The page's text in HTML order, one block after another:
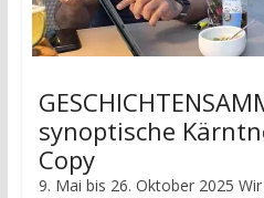
synoptische
Copy
9. Mai bis 26. Oktober 2025